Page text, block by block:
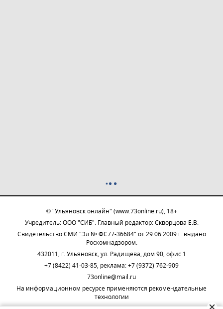
© "Ульяновск онлайн" (www.73online.ru), 18+
Учредитель: ООО "СИБ". Главный редактор: Скворцова Е.В.
Свидетельство СМИ "Эл № ФС77-36684" от 29.06.2009 г. выдано
Роскомнадзором.
432011, г. Ульяновск, ул. Радищева, дом 90, офис 1
+7 (8422) 41-03-85, реклама: +7 (9372) 762-909
73online@mail.ru
На информационном ресурсе применяются рекомендательные
технологии